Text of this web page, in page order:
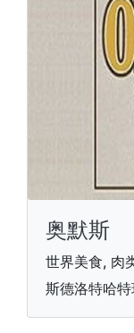
奥默斯
世界美食, 肉
斯德洛特哈